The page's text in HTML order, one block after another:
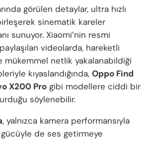
görülen detaylar, ultra hızlı
sinematik kareler
sunuyor. Xiaomi’nin resmi
videolarda, hareketli
mükemmel netlik yakalanabildiği
kıyaslandığında, Oppo Find
X200 Pro gibi modellere ciddi bir
söylenebilir.
, yalnızca kamera performansıyla
gücüyle de ses getirmeye